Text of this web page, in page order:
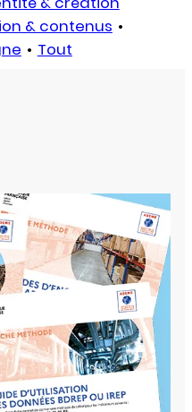
& contenus
Tout